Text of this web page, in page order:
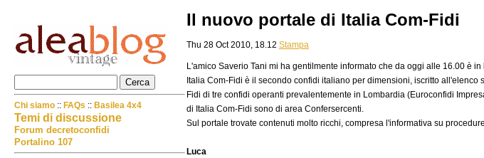
Il nuovo portale di Italia Com-Fidi
Thu 28 Oct 2010, 18.12 Stampa
L'amico Saverio Tani mi ha gentilmente informato che da oggi alle 16.00 è
Italia Com-Fidi è il secondo confidi italiano per dimensioni, iscritto
Fidi di tre confidi operanti prevalentemente in Lombardia (Euroconfidi
di Italia Com-Fidi sono di area Confersercenti.
Sul portale trovate contenuti molto ricchi, compresa l'informativa su
Luca
Chi siamo :: FAQs :: Basilea 4x4
Temi di discussione
Forum decretoconfidi
Portalino 107